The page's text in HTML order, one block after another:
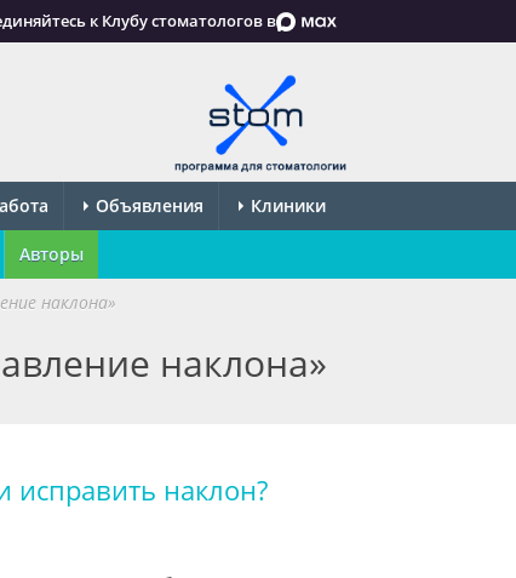
к Клубу стоматологов в
Объявления Клиники
Авторы
наклона»
наклона»
наклон?